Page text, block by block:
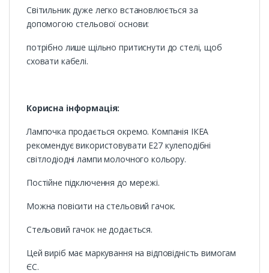
Світильник дуже легко встановлюється за
допомогою стельової основи:
потрібно лише щільно притиснути до стелі, щоб
сховати кабелі.
Корисна інформація:
Лампочка продається окремо. Компанія ІКЕА
рекомендує використовувати E27 кулеподібні
світлодіодні лампи молочного кольору.
Постійне підключення до мережі.
Можна повісити на стельовий гачок.
Стельовий гачок не додається.
Цей виріб має маркування на відповідність вимогам
ЄС.